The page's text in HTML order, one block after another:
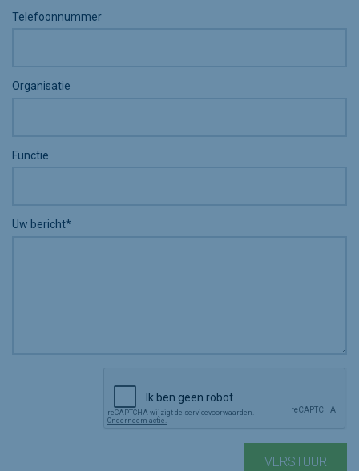
Telefoonnummer
Organisatie
Functie
Uw bericht*
VERSTUUR